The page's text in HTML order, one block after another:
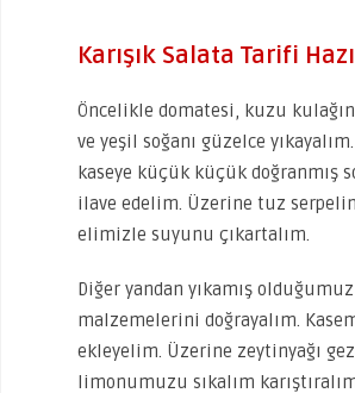
Karışık Salata Tarifi
Öncelikle domatesi, kuzu
ve yeşil soğanı güzelce
kaseye küçük küçük doğranmış
ilave edelim. Üzerine tuz
elimizle suyunu çıkartalım.
Diğer yandan yıkamış
malzemelerini doğrayalım.
ekleyelim. Üzerine zeytinyağı
limonumuzu sıkalım